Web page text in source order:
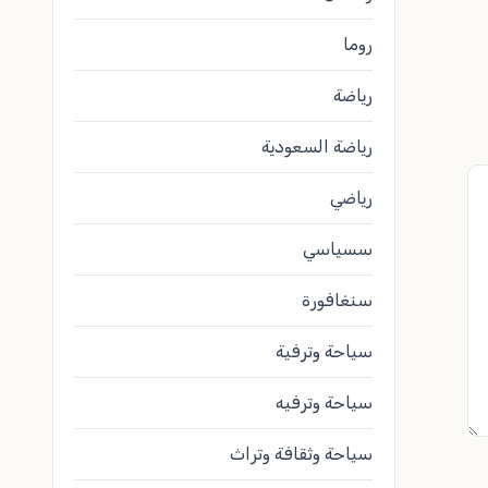
روما
رياضة
رياضة السعودية
رياضي
سسياسي
سنغافورة
سياحة وترفية
سياحة وترفيه
سياحة وثقافة وتراث